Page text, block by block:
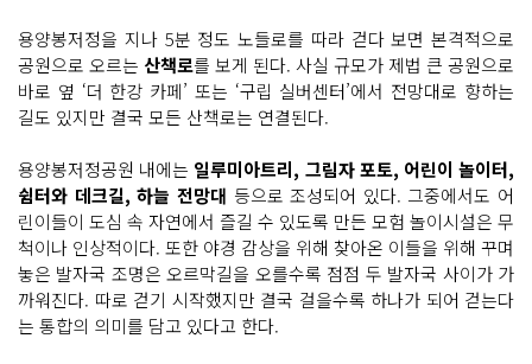
용양봉저정을 지나 5분 정도 노들로를 따라 걷다 보면 본격적으로
공원으로 오르는 산책로를 보게 된다. 사실 규모가 제법 큰 공원으로
바로 옆 ‘더 한강 카페’ 또는 ‘구립 실버센터’에서 전망대로 향하는
길도 있지만 결국 모든 산책로는 연결된다.
용양봉저정공원 내에는 일루미아트리, 그림자 포토, 어린이 놀이터,
쉼터와 데크길, 하늘 전망대 등으로 조성되어 있다. 그중에서도 어
린이들이 도심 속 자연에서 즐길 수 있도록 만든 모험 놀이시설은 무
척이나 인상적이다. 또한 야경 감상을 위해 찾아온 이들을 위해 꾸며
놓은 발자국 조명은 오르막길을 오를수록 점점 두 발자국 사이가 가
까워진다. 따로 걷기 시작했지만 결국 걸을수록 하나가 되어 걷는다
는 통합의 의미를 담고 있다고 한다.